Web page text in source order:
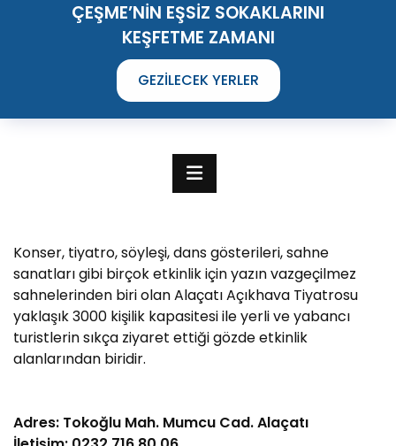
ÇEŞME’NİN EŞSİZ SOKAKLARINI
KEŞFETME ZAMANI
GEZILECEK YERLER
THE UNIQUE STREETS OF ÇEŞME
Konser, tiyatro, söyleşi, dans gösterileri, sahne
sanatları gibi birçok etkinlik için yazın vazgeçilmez
sahnelerinden biri olan Alaçatı Açıkhava Tiyatrosu
yaklaşık 3000 kişilik kapasitesi ile yerli ve yabancı
turistlerin sıkça ziyaret ettiği gözde etkinlik
alanlarından biridir.
Adres: Tokoğlu Mah. Mumcu Cad. Alaçatı